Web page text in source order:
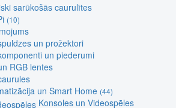
sarūkošās caurulītes
(10)
un prožektori
un piederumi
RGB lentes
un Smart Home (44)
Konsoles un Videospēles